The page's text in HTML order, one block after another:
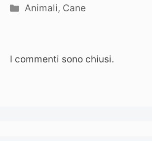
Categorie
Animali, Cane
I commenti sono chiusi.